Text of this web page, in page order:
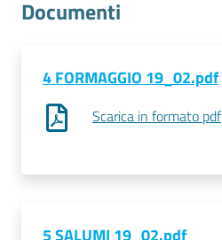
Consumatore
digitale
Documenti
4 FORMAGGIO 19_02.pdf
Scarica in formato pdf
5 SALUMI 19_02.pdf